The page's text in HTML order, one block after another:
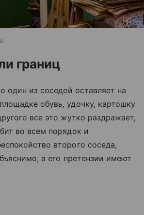
границ
один из соседей оставляет на
обувь, удочку, картошку
все это жутко раздражает,
во всем порядок и
второго соседа,
а его претензии имеют